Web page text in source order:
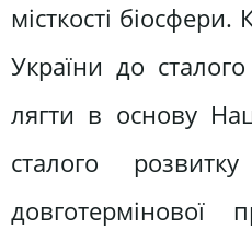
місткості
України до
лягти в основу
сталого
довготермінової